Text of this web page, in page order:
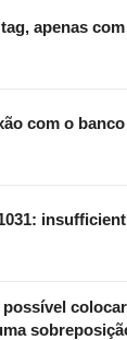
apenas
com o